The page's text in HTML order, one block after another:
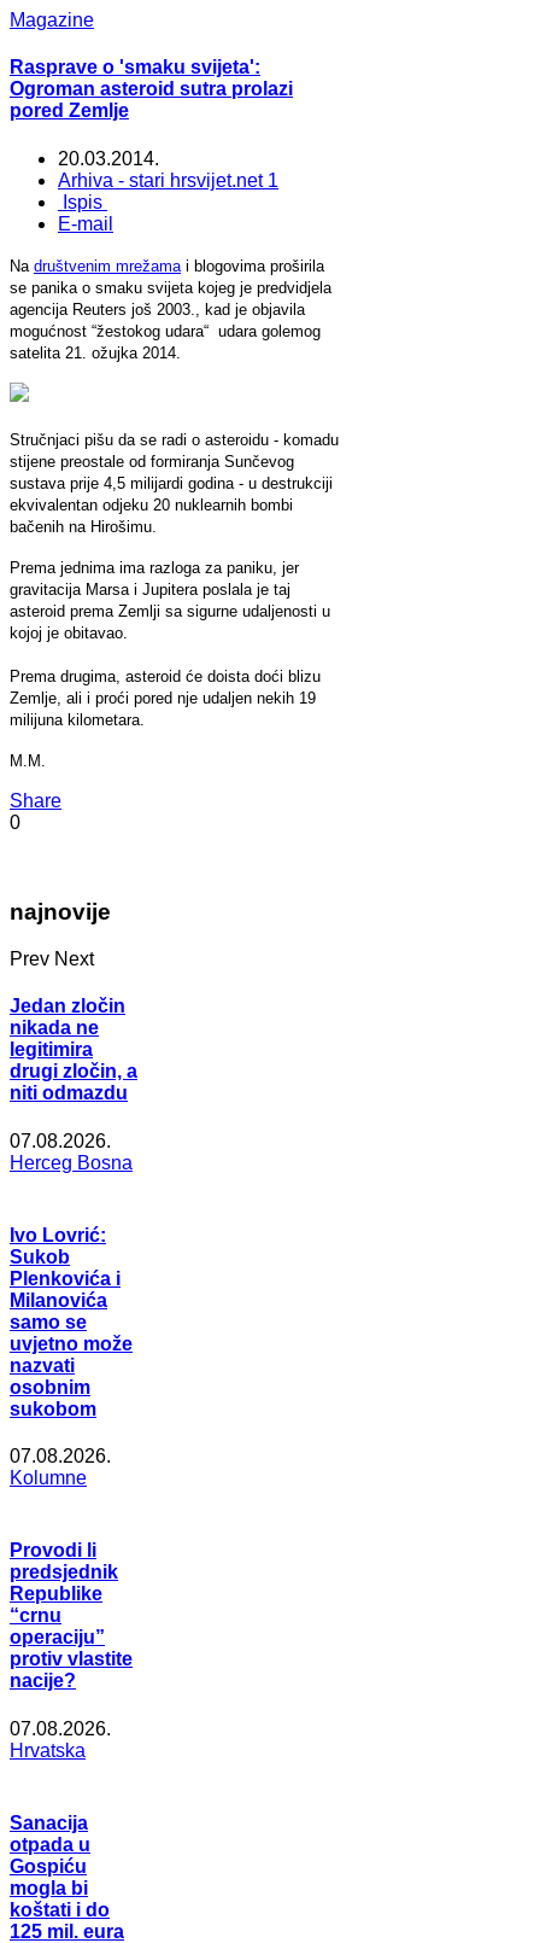
Magazine
Rasprave o 'smaku svijeta':
Ogroman asteroid sutra prolazi
pored Zemlje
20.03.2014.
Arhiva - stari hrsvijet.net 1
Ispis
E-mail
Na društvenim mrežama i blogovima proširila
se panika o smaku svijeta kojeg je predvidjela
agencija Reuters još 2003., kad je objavila
mogućnost “žestokog udara“ udara golemog
satelita 21. ožujka 2014.
Stručnjaci pišu da se radi o asteroidu - komadu
stijene preostale od formiranja Sunčevog
sustava prije 4,5 milijardi godina - u destrukciji
ekvivalentan odjeku 20 nuklearnih bombi
bačenih na Hirošimu.
Prema jednima ima razloga za paniku, jer
gravitacija Marsa i Jupitera poslala je taj
asteroid prema Zemlji sa sigurne udaljenosti u
kojoj je obitavao.
Prema drugima, asteroid će doista doći blizu
Zemlje, ali i proći pored nje udaljen nekih 19
milijuna kilometara.
M.M.
Share
0
najnovije
Prev Next
Jedan zločin
nikada ne
legitimira
drugi zločin, a
niti odmazdu
07.08.2026.
Herceg Bosna
Ivo Lovrić:
Sukob
Plenkovića i
Milanovića
samo se
uvjetno može
nazvati
osobnim
sukobom
07.08.2026.
Kolumne
Provodi li
predsjednik
Republike
“crnu
operaciju”
protiv vlastite
nacije?
07.08.2026.
Hrvatska
Sanacija
otpada u
Gospiću
mogla bi
koštati i do
125 mil. eura